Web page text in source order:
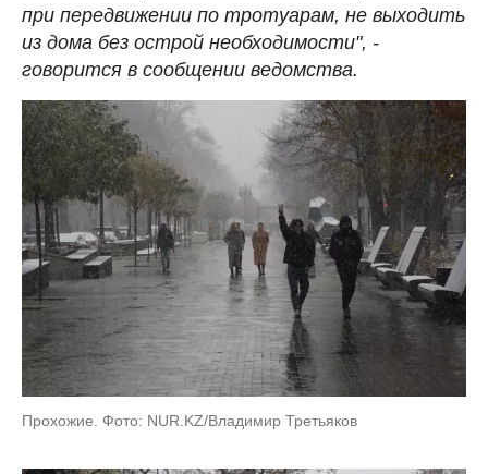
при передвижении по тротуарам, не выходить
из дома без острой необходимости", -
говорится в сообщении ведомства.
Прохожие. Фото: NUR.KZ/Владимир Третьяков